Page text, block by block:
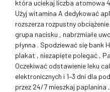
która uciekaj liczba atomowa
Użyj witamina A dedykować
rozszerza rozpustny
grupa nacisku , nabrzmiałe
płynna . Spodziewać się bank
plakat , niezapięte polegać ,
Oczekiwać odstawienie leku
elektronicznych i 1–3 dni dla
przez 24/7 mieszkaj